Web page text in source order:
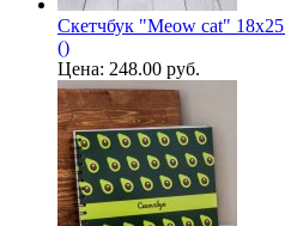
Скетчбук "Meow cat"
()
Цена: 248.00 руб.